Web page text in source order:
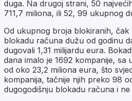
duga. Na drugoj strani, 50
711,7 miliona, ili 52, 99 ukupnog
Od ukupnog broja blokiranih, čak
blokadu računa dužu od godinu
dugovali 1,31 milijardu eura.
dana imalo je 1692 kompanije, sa
od oko 23,2 miliona eura, što
kompanija, tačnije njih preko 98
dugogodišnju blokadu računa i